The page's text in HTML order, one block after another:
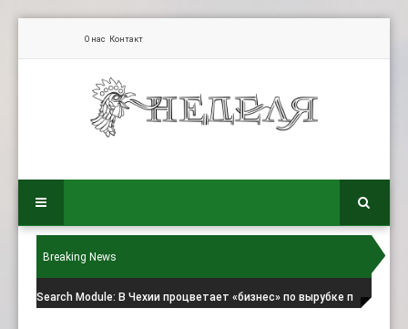
О нас Контакт
Breaking News
Search Module: В Чехии процветает «бизнес» по вырубке п